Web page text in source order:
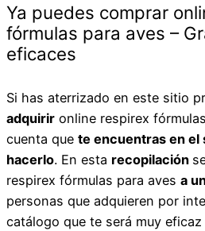
Ya puedes comprar
fórmulas para aves –
eficaces
Si has aterrizado en este sitio
adquirir online respirex
cuenta que te encuentras en el
hacerlo. En esta recopilación
respirex fórmulas para aves a
personas que adquieren por
catálogo que te será muy